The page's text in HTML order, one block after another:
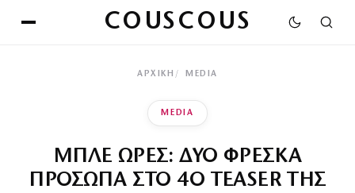
COUSCOUS
ΑΡΧΙΚΉ MEDIA
MEDIA
ΜΠΛΕ ΩΡΕΣ: ΔΥΟ ΦΡΕΣΚΑ
ΠΡΟΣΩΠΑ ΣΤΟ 4Ο TEASER ΤΗΣ